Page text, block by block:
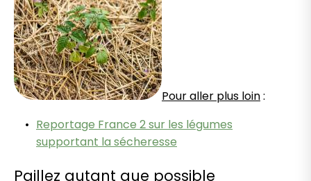
Pour aller plus loin:
Reportage France 2 sur les légumes
supportant la sécheresse
Paillez autant que possible